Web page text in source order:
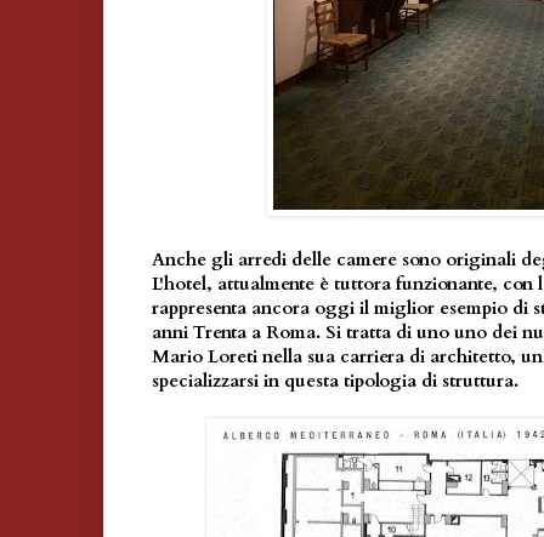
Anche gli arredi delle camere sono originali
L'hotel, attualmente è tuttora funzionante, con
rappresenta ancora oggi il miglior esempio di
anni Trenta a Roma. Si tratta di uno uno dei
Mario Loreti nella sua carriera di architetto,
specializzarsi in questa tipologia di struttura.